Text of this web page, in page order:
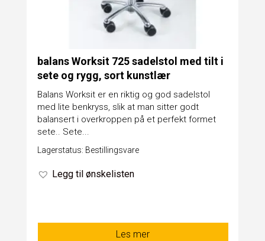
balans Worksit 725 sadelstol med tilt i
sete og rygg, sort kunstlær
Balans Worksit er en riktig og god sadelstol
med lite benkryss, slik at man sitter godt
balansert i overkroppen på et perfekt formet
sete.. Sete...
Lagerstatus: Bestillingsvare
Legg til ønskelisten
Les mer